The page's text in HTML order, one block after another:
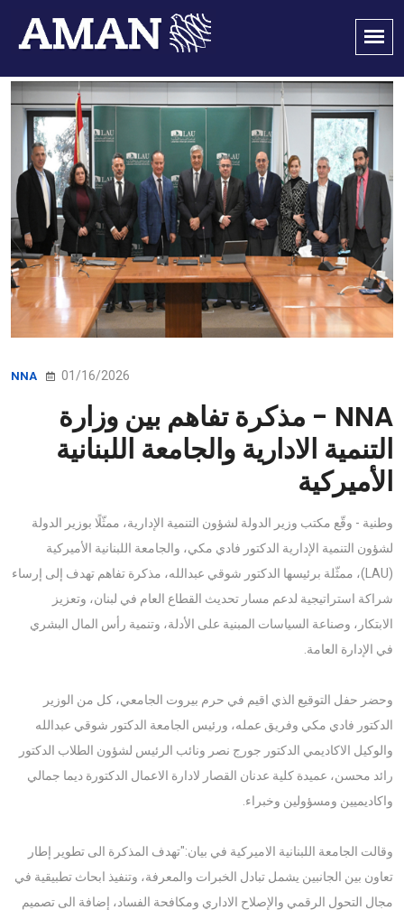
NNA 01/16/2026
NNA - مذكرة تفاهم بين وزارة
التنمية الادارية والجامعة اللبنانية
الأميركية
وطنية - وقّع مكتب وزير الدولة لشؤون التنمية الإدارية، ممثّلًا بوزير الدولة
لشؤون التنمية الإدارية الدكتور فادي مكي، والجامعة اللبنانية الأميركية
(LAU)، ممثّلة برئيسها الدكتور شوقي عبدالله، مذكرة تفاهم تهدف إلى إرساء
شراكة استراتيجية لدعم مسار تحديث القطاع العام في لبنان، وتعزيز
الابتكار، وصناعة السياسات المبنية على الأدلة، وتنمية رأس المال البشري
في الإدارة العامة.
وحضر حفل التوقيع الذي اقيم في حرم بيروت الجامعي، كل من الوزير
الدكتور فادي مكي وفريق عمله، ورئيس الجامعة الدكتور شوقي عبدالله
والوكيل الاكاديمي الدكتور جورج نصر ونائب الرئيس لشؤون الطلاب الدكتور
رائد محسن، عميدة كلية عدنان القصار لادارة الاعمال الدكتورة ديما جمالي
واكاديميين ومسؤولين وخبراء.
وقالت الجامعة اللبنانية الاميركية في بيان:"تهدف المذكرة الى تطوير إطار
تعاون بين الجانبين يشمل تبادل الخبرات والمعرفة، وتنفيذ ابحاث تطبيقية في
مجال التحول الرقمي والإصلاح الاداري ومكافحة الفساد، إضافة الى تصميم